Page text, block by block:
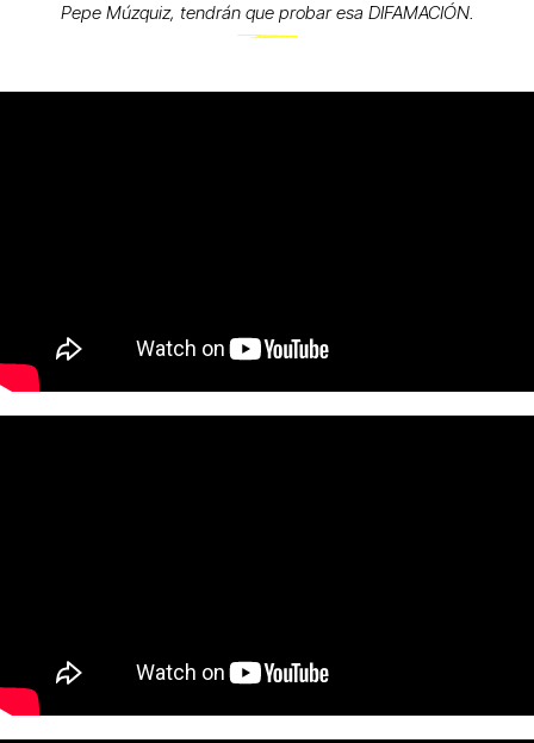
Pepe Múzquiz, tendrán que probar esa DIFAMACIÓN.